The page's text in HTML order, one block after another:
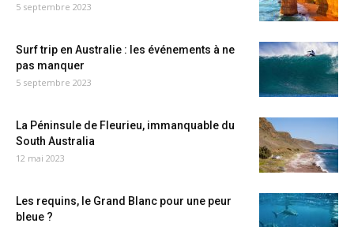
5 septembre 2023
Surf trip en Australie : les événements à ne
pas manquer
5 septembre 2023
La Péninsule de Fleurieu, immanquable du
South Australia
12 mai 2023
Les requins, le Grand Blanc pour une peur
bleue ?